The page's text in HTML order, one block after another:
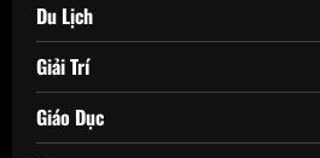
Du Lịch
Giải Trí
Giáo Dục